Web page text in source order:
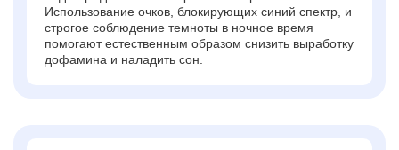
Использование очков, блокирующих синий спектр, и
строгое соблюдение темноты в ночное время
помогают естественным образом снизить выработку
дофамина и наладить сон.